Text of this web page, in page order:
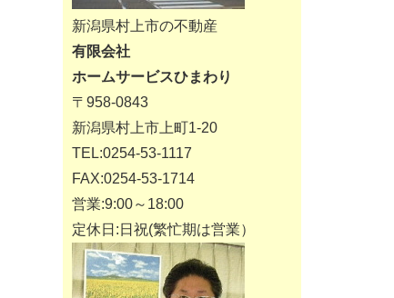
新潟県村上市の不動産
有限会社
ホームサービスひまわり
〒958-0843
新潟県村上市上町1-20
TEL:0254-53-1117
FAX:0254-53-1714
営業:9:00～18:00
定休日:日祝(繁忙期は営業）